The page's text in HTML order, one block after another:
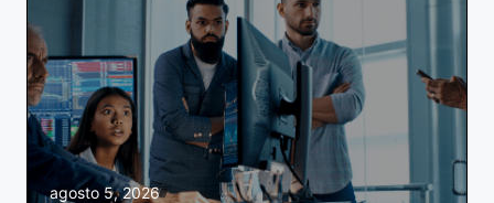
agosto 5, 2026